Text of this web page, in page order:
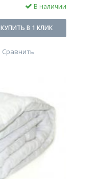
В наличии
КУПИТЬ В 1 КЛИК
Сравнить